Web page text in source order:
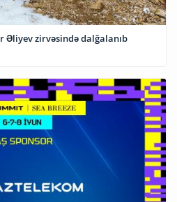
Əliyev zirvəsində dalğalanıb